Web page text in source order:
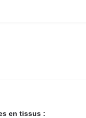
en tissus :